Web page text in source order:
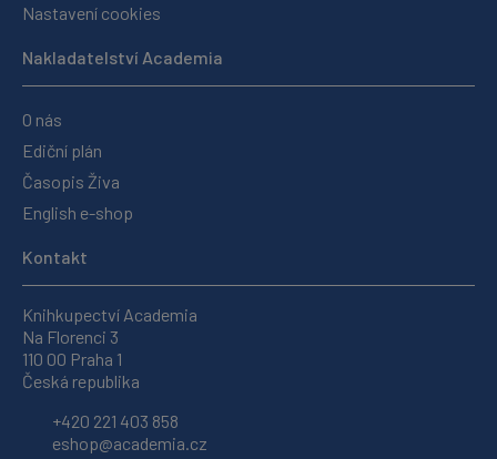
Nastavení cookies
Nakladatelství Academia
O nás
Ediční plán
Časopis Živa
English e-shop
Kontakt
Knihkupectví Academia
Na Florenci 3
110 00 Praha 1
Česká republika
+420 221 403 858
eshop@academia.cz